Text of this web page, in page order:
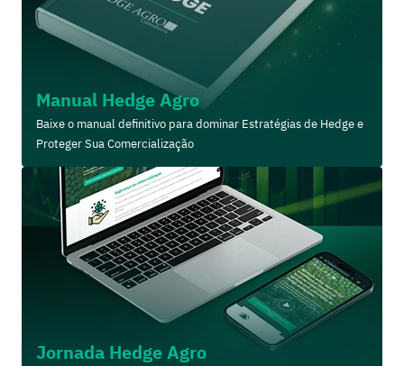
Manual Hedge Agro
Baixe o manual definitivo para dominar Estratégias de Hedge e
Proteger Sua Comercialização
Jornada Hedge Agro